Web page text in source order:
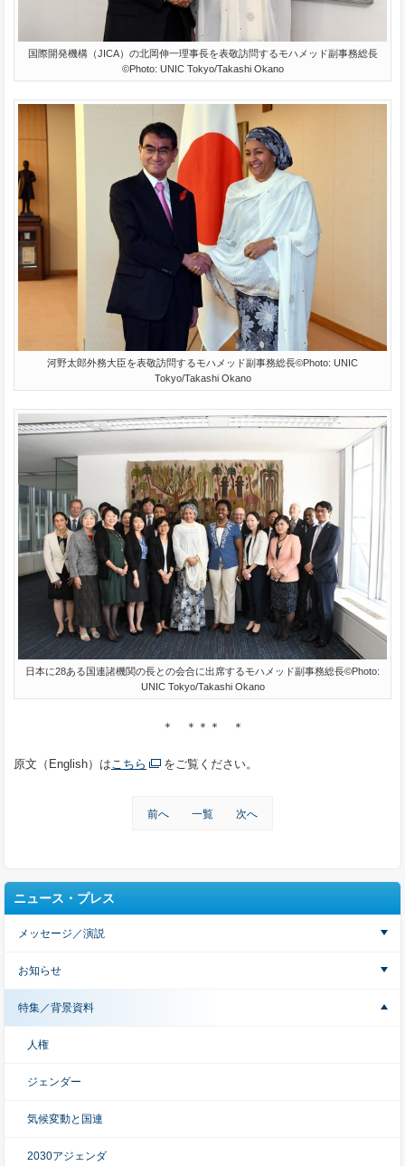
国際開発機構（JICA）の北岡伸一理事長を表敬訪問するモハメッド副事務総長
©Photo: UNIC Tokyo/Takashi Okano
河野太郎外務大臣を表敬訪問するモハメッド副事務総長©Photo: UNIC
Tokyo/Takashi Okano
日本に28ある国連諸機関の長との会合に出席するモハメッド副事務総長©Photo:
UNIC Tokyo/Takashi Okano
＊ ＊＊＊ ＊
原文（English）は こちら をご覧ください。
前へ 一覧 次へ
ニュース・プレス
メッセージ／演説
お知らせ
特集／背景資料
人権
ジェンダー
気候変動と国連
2030アジェンダ